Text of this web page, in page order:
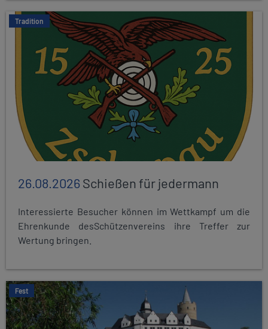
Tradition
26.08.2026Schießen für jedermann
Interessierte Besucher können im Wettkampf um die
Ehrenkunde desSchützenvereins ihre Treffer zur
Wertung bringen.
Fest